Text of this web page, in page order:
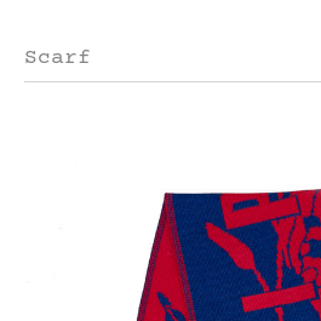
Scarf